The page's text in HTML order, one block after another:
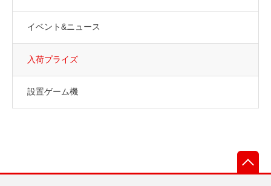
イベント&ニュース
入荷プライズ
設置ゲーム機